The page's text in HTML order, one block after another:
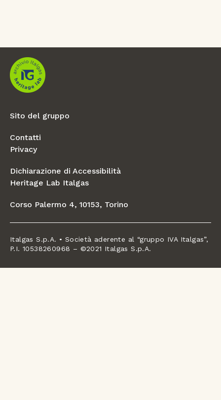
Sito del gruppo
Contatti
Privacy
Dichiarazione di Accessibilità
Heritage Lab Italgas
Corso Palermo 4, 10153, Torino
Italgas S.p.A. • Società aderente al “gruppo IVA Italgas”,
P.I. 10538260968 – ©2021 Italgas S.p.A.